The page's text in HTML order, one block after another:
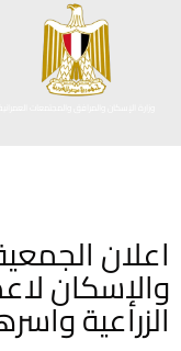
اعلان
والإسكان
الزراعية